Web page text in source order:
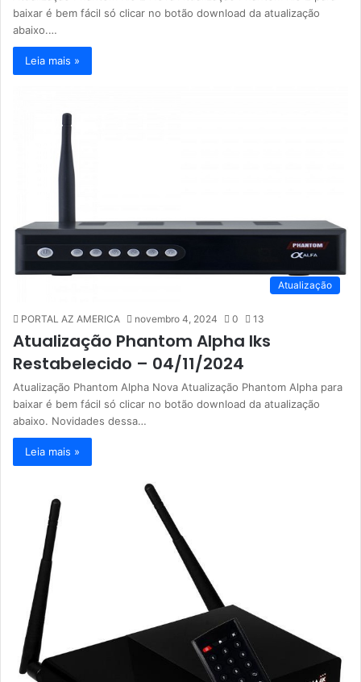
baixar é bem fácil só clicar no botão download da atualização
abaixo.…
Leia mais »
Atualização
PORTAL AZ AMERICA novembro 4, 2024 0 13
Atualização Phantom Alpha Iks
Restabelecido – 04/11/2024
Atualização Phantom Alpha Nova Atualização Phantom Alpha para
baixar é bem fácil só clicar no botão download da atualização
abaixo. Novidades dessa…
Leia mais »